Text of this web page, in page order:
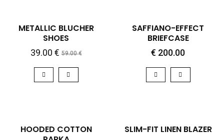
-34%
QUICK VIEW
METALLIC BLUCHER
SHOES
€
59.00
€
HOT
QUICK VIEW
SAFFIANO-EFFECT
BRIEFCASE
€ 200.00
HOT
QUICK VIEW
HOODED COTTON
QUICK VIEW
SLIM-FIT LINEN BLAZER